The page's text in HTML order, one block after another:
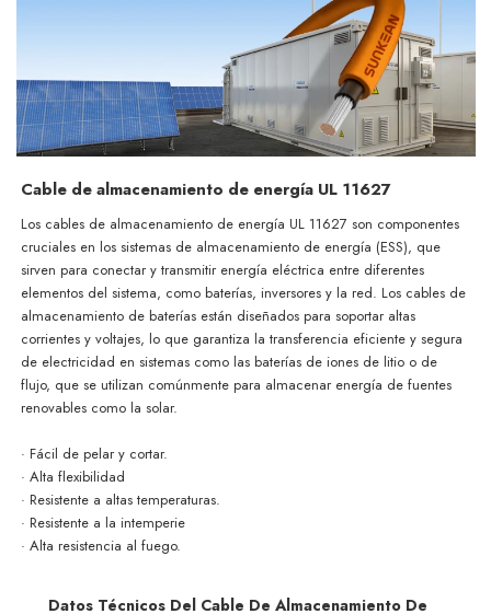
Cable de almacenamiento de energía UL 11627
Los cables de almacenamiento de energía UL 11627 son componentes
cruciales en los sistemas de almacenamiento de energía (ESS), que
sirven para conectar y transmitir energía eléctrica entre diferentes
elementos del sistema, como baterías, inversores y la red. Los cables de
almacenamiento de baterías están diseñados para soportar altas
corrientes y voltajes, lo que garantiza la transferencia eficiente y segura
de electricidad en sistemas como las baterías de iones de litio o de
flujo, que se utilizan comúnmente para almacenar energía de fuentes
renovables como la solar.
· Fácil de pelar y cortar.
· Alta flexibilidad
· Resistente a altas temperaturas.
· Resistente a la intemperie
· Alta resistencia al fuego.
Datos Técnicos Del Cable De Almacenamiento De